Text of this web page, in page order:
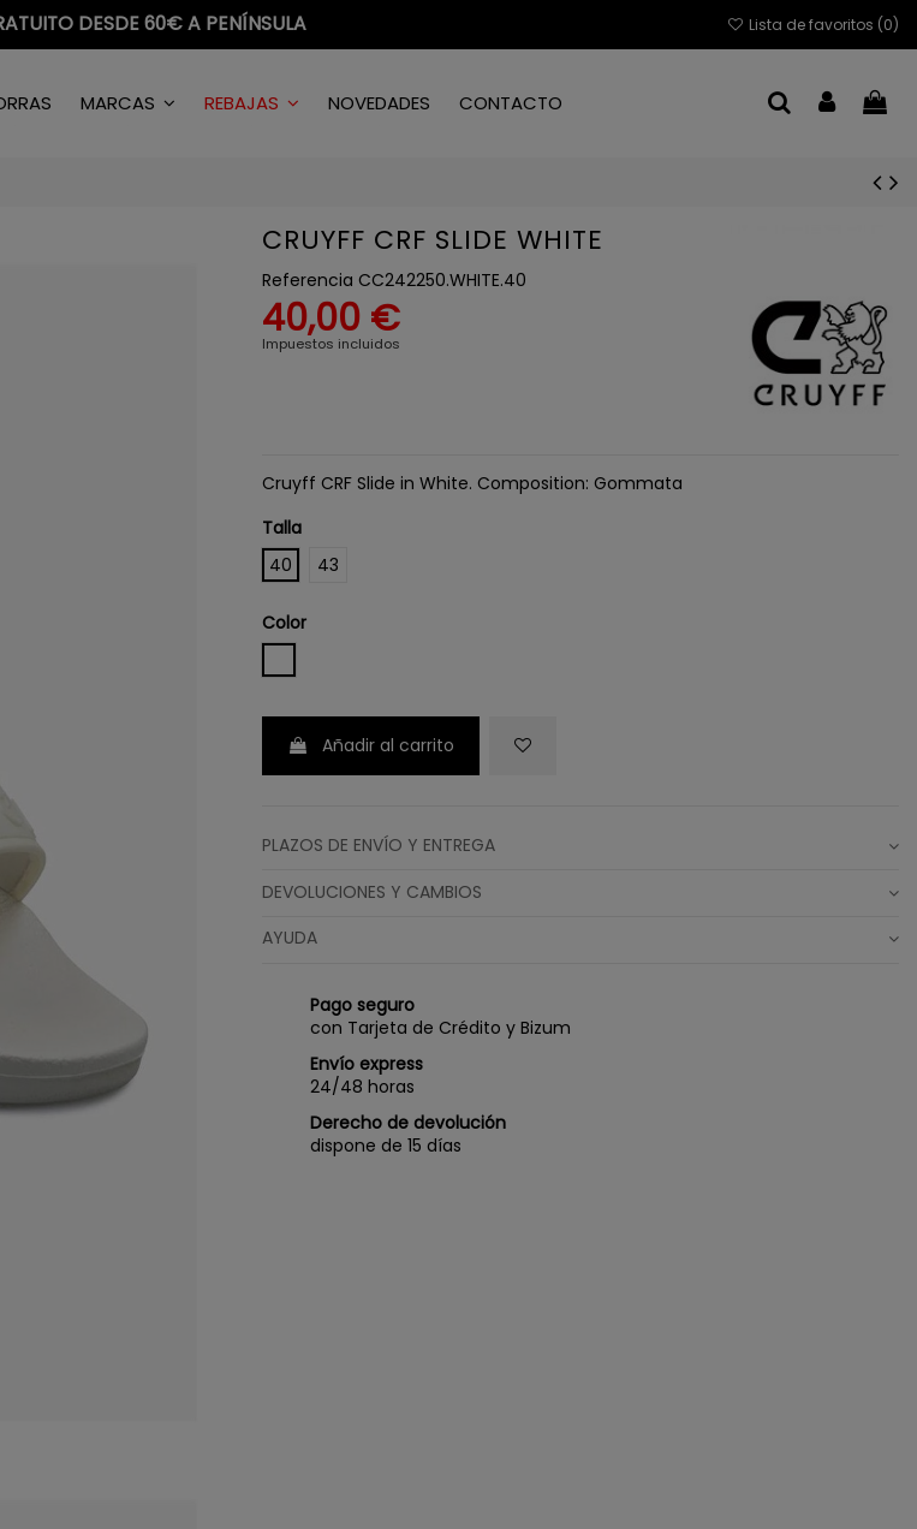
DESDE 60€ A PENÍNSULA Lista de favoritos (0)
MARCAS REBAJAS NOVEDADES CONTACTO
CRUYFF CRF SLIDE WHITE
Referencia CC242250.WHITE.40
40,00 €
Impuestos incluidos
Cruyff CRF Slide in White. Composition: Gommata
Talla
40
43
Color
Añadir al carrito
PLAZOS DE ENVÍO Y ENTREGA
DEVOLUCIONES Y CAMBIOS
AYUDA
Pago seguro
con Tarjeta de Crédito y Bizum
Envío express
24/48 horas
Derecho de devolución
dispone de 15 días